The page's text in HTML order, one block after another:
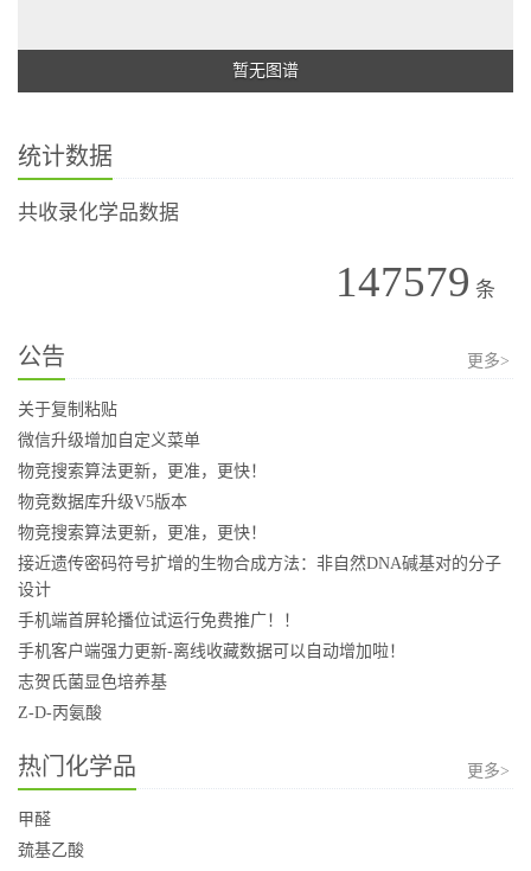
暂无图谱
统计数据
共收录化学品数据
147579 条
公告 更多>
关于复制粘贴
微信升级增加自定义菜单
物竞搜索算法更新，更准，更快！
物竞数据库升级V5版本
物竞搜索算法更新，更准，更快！
接近遗传密码符号扩增的生物合成方法：非自然DNA碱基对的分子
设计
手机端首屏轮播位试运行免费推广！！
手机客户端强力更新-离线收藏数据可以自动增加啦！
志贺氏菌显色培养基
Z-D-丙氨酸
热门化学品 更多>
甲醛
巯基乙酸